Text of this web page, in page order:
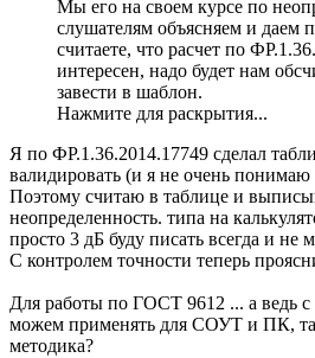
Мы его на своем курсе по
слушателям объясняем и даем
считаете, что расчет по
интересен, надо будет нам
завести в шаблон.
Нажмите для раскрытия...
Я по ФР.1.36.2014.17749 сделал
валидировать (и я не очень понимаю
Поэтому считаю в таблице и
неопределенность. типа на
просто 3 дБ буду писать всегда и не
С контролем точности теперь
Для работы по ГОСТ 9612 ... а ведь
можем применять для СОУТ и ПК,
методика?